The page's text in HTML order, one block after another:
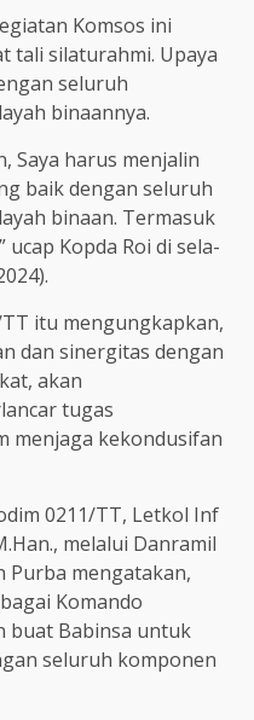
Komsos ini
tali silaturahmi. Upaya
seluruh
binaannya.
Saya harus menjalin
baik dengan seluruh
binaan. Termasuk
Kopda Roi di sela-
itu mengungkapkan,
dan sinergitas dengan
akan
tugas
menjaga kekondusifan
0211/TT, Letkol Inf
melalui Danramil
Purba mengatakan,
Komando
buat Babinsa untuk
seluruh komponen